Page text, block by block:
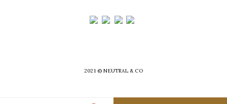
2021 © NEUTRAL & CO